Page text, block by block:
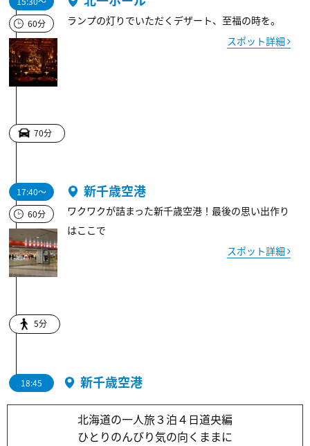
60分
ランプの灯りでいただくデザート、至福の時を。
スポット詳細
70分
17:40～
60分
新千歳空港
ワクワクが詰まった新千歳空港！最後の思い出作り
はここで
スポット詳細
5分
18:45 新千歳空港
北海道の一人旅３泊４日道央編
ひとりのんびり気の向くままに